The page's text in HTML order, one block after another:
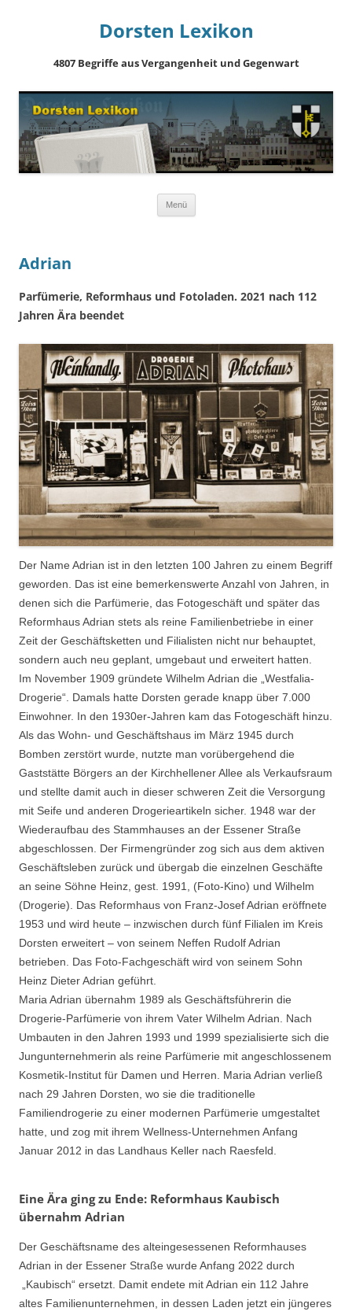
Dorsten Lexikon
4807 Begriffe aus Vergangenheit und Gegenwart
Menü
Adrian
Parfümerie, Reformhaus und Fotoladen. 2021 nach 112
Jahren Ära beendet
Der Name Adrian ist in den letzten 100 Jahren zu einem Begriff
geworden. Das ist eine bemerkenswerte Anzahl von Jahren, in
denen sich die Parfümerie, das Fotogeschäft und später das
Reformhaus Adrian stets als reine Familienbetriebe in einer
Zeit der Geschäftsketten und Filialisten nicht nur behauptet,
sondern auch neu geplant, umgebaut und erweitert hatten.
Im November 1909 gründete Wilhelm Adrian die „Westfalia-
Drogerie“. Damals hatte Dorsten gerade knapp über 7.000
Einwohner. In den 1930er-Jahren kam das Fotogeschäft hinzu.
Als das Wohn- und Geschäftshaus im März 1945 durch
Bomben zerstört wurde, nutzte man vorübergehend die
Gaststätte Börgers an der Kirchhellener Allee als Verkaufsraum
und stellte damit auch in dieser schweren Zeit die Versorgung
mit Seife und anderen Drogerieartikeln sicher. 1948 war der
Wiederaufbau des Stammhauses an der Essener Straße
abgeschlossen. Der Firmengründer zog sich aus dem aktiven
Geschäftsleben zurück und übergab die einzelnen Geschäfte
an seine Söhne Heinz, gest. 1991, (Foto-Kino) und Wilhelm
(Drogerie). Das Reformhaus von Franz-Josef Adrian eröffnete
1953 und wird heute – inzwischen durch fünf Filialen im Kreis
Dorsten erweitert – von seinem Neffen Rudolf Adrian
betrieben. Das Foto-Fachgeschäft wird von seinem Sohn
Heinz Dieter Adrian geführt.
Maria Adrian übernahm 1989 als Geschäftsführerin die
Drogerie-Parfümerie von ihrem Vater Wilhelm Adrian. Nach
Umbauten in den Jahren 1993 und 1999 spezialisierte sich die
Jungunternehmerin als reine Parfümerie mit angeschlossenem
Kosmetik-Institut für Damen und Herren. Maria Adrian verließ
nach 29 Jahren Dorsten, wo sie die traditionelle
Familiendrogerie zu einer modernen Parfümerie umgestaltet
hatte, und zog mit ihrem Wellness-Unternehmen Anfang
Januar 2012 in das Landhaus Keller nach Raesfeld.
Eine Ära ging zu Ende: Reformhaus Kaubisch
übernahm Adrian
Der Geschäftsname des alteingesessenen Reformhauses
Adrian in der Essener Straße wurde Anfang 2022 durch
„Kaubisch“ ersetzt. Damit endete mit Adrian ein 112 Jahre
altes Familienunternehmen, in dessen Laden jetzt ein jüngeres